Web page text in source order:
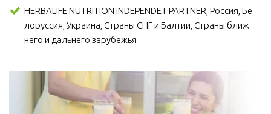
HERBALIFE NUTRITION INDEPENDET PARTNER, Россия, Бе
лоруссия, Украина, Страны СНГ и Балтии, Страны ближ
него и дальнего зарубежья